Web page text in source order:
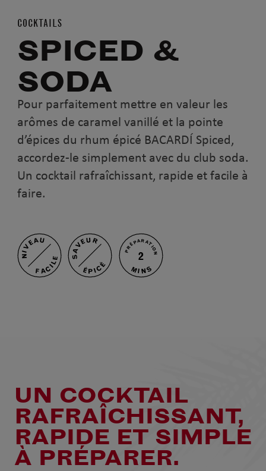
COCKTAILS
SPICED &
SODA
Pour parfaitement mettre en valeur les
arômes de caramel vanillé et la pointe
d’épices du rhum épicé BACARDÍ Spiced,
accordez-le simplement avec du club soda.
Un cocktail rafraîchissant, rapide et facile à
faire.
NIVEAU
FACILE
SAVEUR
ÉPICÉ
PRÉPARATION
2
MINS
UN COCKTAIL
RAFRAÎCHISSANT,
RAPIDE ET SIMPLE
À PRÉPARER.